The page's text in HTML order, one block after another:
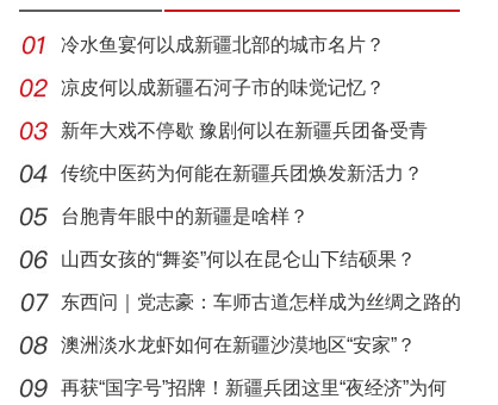
冷水鱼宴何以成新疆北部的城市名片？
凉皮何以成新疆石河子市的味觉记忆？
新年大戏不停歇 豫剧何以在新疆兵团备受青
睐？
传统中医药为何能在新疆兵团焕发新活力？
台胞青年眼中的新疆是啥样？
山西女孩的“舞姿”何以在昆仑山下结硕果？
东西问｜党志豪：车师古道怎样成为丝绸之路的
要道
澳洲淡水龙虾如何在新疆沙漠地区“安家”？
再获“国字号”招牌！新疆兵团这里“夜经济”为何